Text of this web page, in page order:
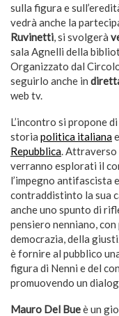
sulla figura e
vedrà anche la
Ruvinetti, si svolgerà
sala Agnelli della
Organizzato dal
seguirlo anche in
web tv.
L’incontro si propone
storia politica italiana
Repubblica. Attraverso
verranno esplorati il
l’impegno antifascista
contraddistinto la sua
anche uno spunto di
pensiero nenniano,
democrazia, della
è fornire al pubblico
figura di Nenni e del
promuovendo un
Mauro Del Bueè un